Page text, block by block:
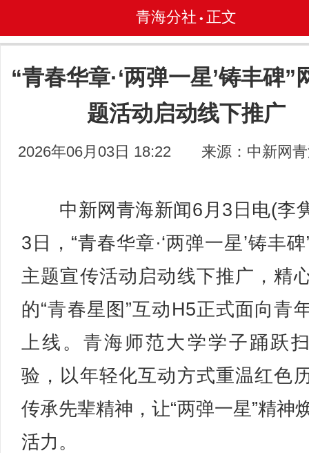
青海分社 • 正文
“青春华章·‘两弹一星’铸丰碑”
题活动启动线下推广
2026年06月03日 18:22 来源：中新网
中新网青海新闻6月3日电(李
3日，“青春华章·‘两弹一星’铸丰
主题宣传活动启动线下推广，精
的“青春星图”互动H5正式面向青
上线。青海师范大学学子踊跃
验，以年轻化互动方式重温红色
传承先辈精神，让“两弹一星”精神
活力。